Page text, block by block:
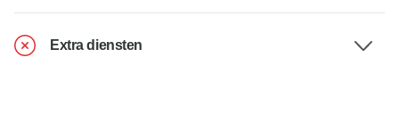
Extra diensten